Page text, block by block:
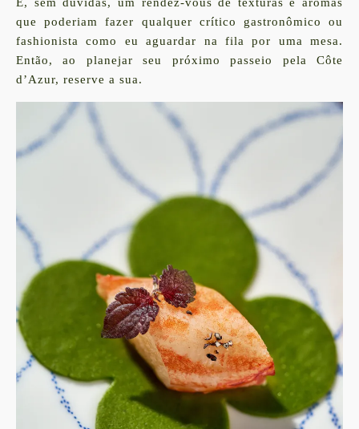
que poderiam fazer qualquer crítico gastronômico ou
fashionista como eu aguardar na fila por uma mesa.
Então, ao planejar seu próximo passeio pela Côte
d’Azur, reserve a sua.